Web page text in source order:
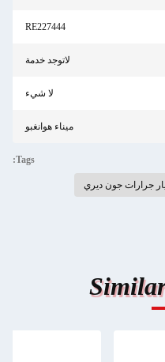
RE227444
لاتوجد خدمة
لا شيء
ميناء هوانغبو
Tags:
جرارات جون ديري